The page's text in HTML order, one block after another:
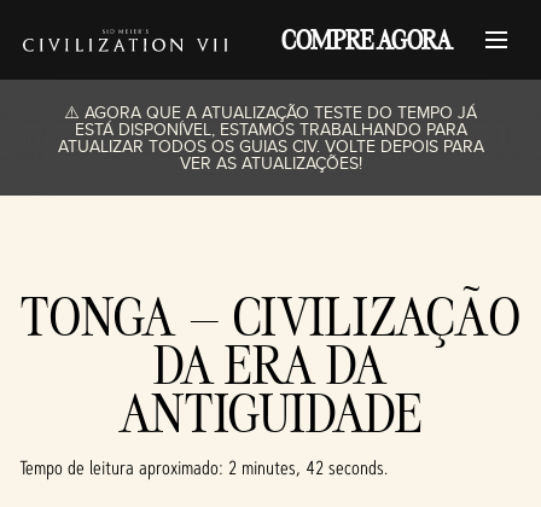
COMPRE AGORA
⚠️ AGORA QUE A ATUALIZAÇÃO TESTE DO TEMPO JÁ
ESTÁ DISPONÍVEL, ESTAMOS TRABALHANDO PARA
ATUALIZAR TODOS OS GUIAS CIV. VOLTE DEPOIS PARA
VER AS ATUALIZAÇÕES!
TONGA – CIVILIZAÇÃO
DA ERA DA
ANTIGUIDADE
Tempo de leitura aproximado 2 minutes, 42 seconds